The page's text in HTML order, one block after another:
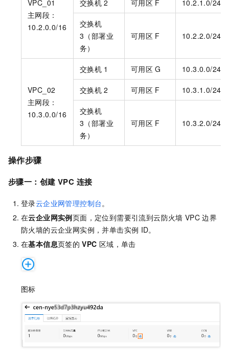
VPC_01
主网段：
10.2.0.0/16
交换机 2 可用区 F 10.2.1.0/24
交换机
3（部署业
务）
可用区 F 10.2.2.0/24
VPC_02
主网段：
10.3.0.0/16
交换机 1 可用区 G 10.3.0.0/24
交换机 2 可用区 F 10.3.1.0/24
交换机
3（部署业
务）
可用区 F 10.3.2.0/24
操作步骤
步骤一：创建 VPC 连接
登录云企业网管理控制台。
在云企业网实例页面，定位到需要引流到云防火墙 VPC 边界
防火墙的云企业网实例，并单击实例 ID。
在基本信息页签的 VPC 区域，单击
图标